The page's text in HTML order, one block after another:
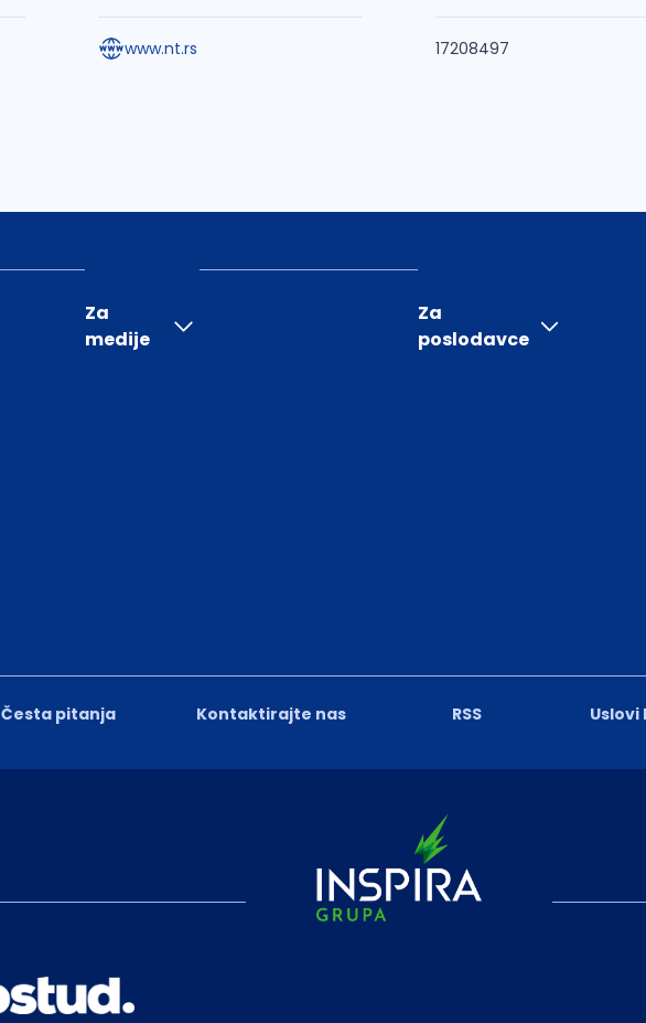
www.nt.rs 17208497
Česta pitanja Kontaktirajte nas RSS
Za
medije
Za
poslodavce